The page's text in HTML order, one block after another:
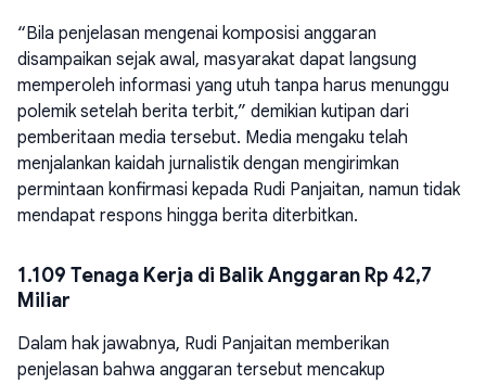
“Bila penjelasan mengenai komposisi anggaran
disampaikan sejak awal, masyarakat dapat langsung
memperoleh informasi yang utuh tanpa harus menunggu
polemik setelah berita terbit,” demikian kutipan dari
pemberitaan media tersebut. Media mengaku telah
menjalankan kaidah jurnalistik dengan mengirimkan
permintaan konfirmasi kepada Rudi Panjaitan, namun tidak
mendapat respons hingga berita diterbitkan.
1.109 Tenaga Kerja di Balik Anggaran Rp 42,7
Miliar
Dalam hak jawabnya, Rudi Panjaitan memberikan
penjelasan bahwa anggaran tersebut mencakup